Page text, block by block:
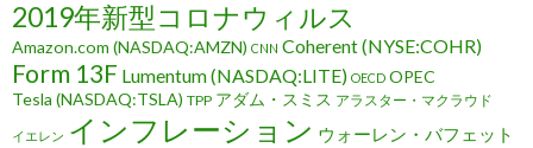
2019年新型コロナウィルス
Amazon.com (NASDAQ:AMZN) CNN Coherent (NYSE:COHR)
Form 13F Lumentum (NASDAQ:LITE) OECD OPEC
Tesla (NASDAQ:TSLA) TPP アダム・スミス アラスター・マクラウド
イエレン インフレーション ウォーレン・バフェット